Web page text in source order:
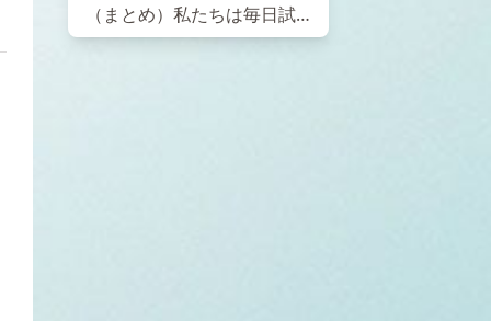
（まとめ）私たちは毎日試合をしている